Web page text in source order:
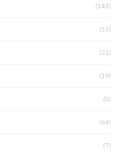
(143)
(33)
(21)
(19)
(5)
(64)
(7)